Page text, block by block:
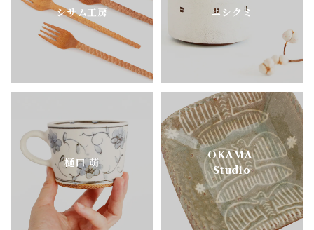
シサム工房 ニシクミ
樋口 萌
OKAMA
Studio